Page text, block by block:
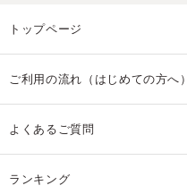
トップページ
ご利用の流れ（はじめての方へ）
よくあるご質問
ランキング